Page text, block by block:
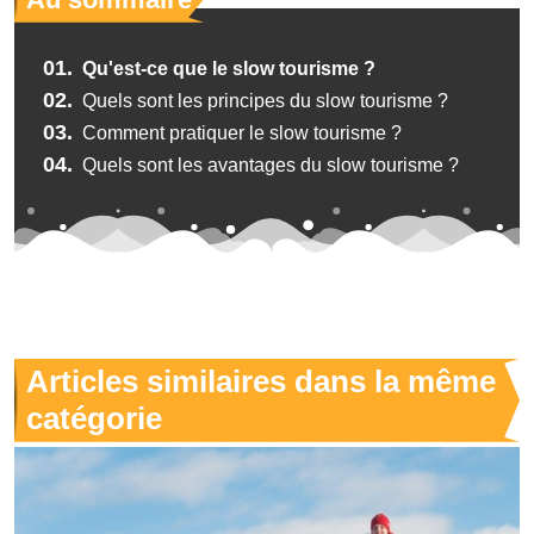
01. Qu'est-ce que le slow tourisme ?
02. Quels sont les principes du slow tourisme ?
03. Comment pratiquer le slow tourisme ?
04. Quels sont les avantages du slow tourisme ?
Articles similaires dans la même
catégorie